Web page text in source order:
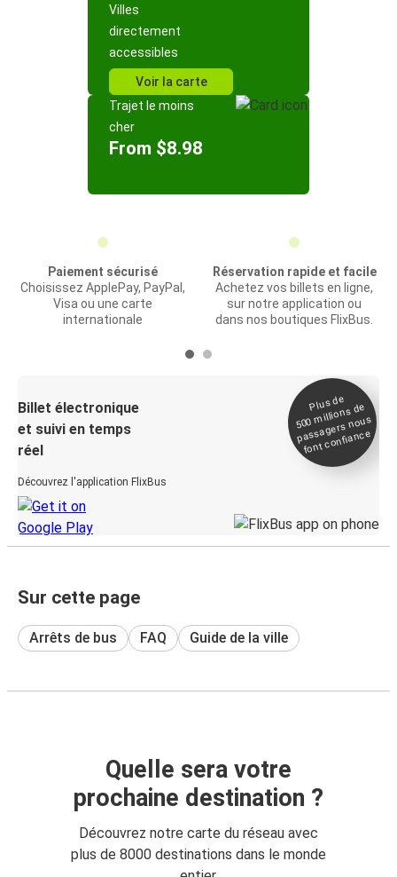
Villes
directement
accessibles
Voir la carte
Trajet le moins
cher
From $8.98
Paiement sécurisé
Choisissez ApplePay, PayPal,
Visa ou une carte
internationale
Réservation rapide et facile
Achetez vos billets en ligne,
sur notre application ou
dans nos boutiques FlixBus.
Billet électronique
et suivi en temps
réel
Découvrez l'application FlixBus
Plus de
500
millions de
passagers nous
font confiance
Sur cette page
Arrêts de bus FAQ Guide de la ville
Quelle sera votre
prochaine destination ?
Découvrez notre carte du réseau avec
plus de 8000 destinations dans le monde